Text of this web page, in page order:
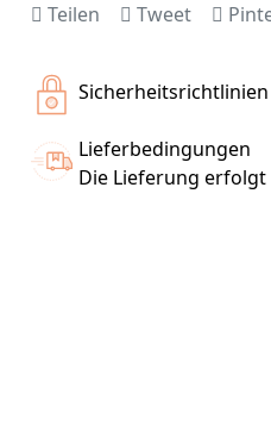
Teilen Tweet
Sicherheitsrichtlinien
Lieferbedingungen
Die Lieferung